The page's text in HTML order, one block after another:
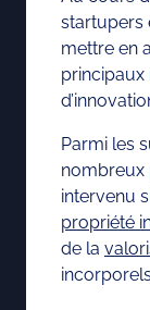
startupers
mettre en
principaux
Parmi les
nombreux
intervenu
propriété
de la